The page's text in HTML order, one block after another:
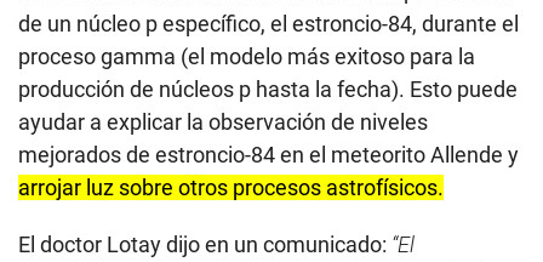
de un núcleo p específico, el estroncio-84, durante el
proceso gamma (el modelo más exitoso para la
producción de núcleos p hasta la fecha). Esto puede
ayudar a explicar la observación de niveles
mejorados de estroncio-84 en el meteorito Allende y
arrojar luz sobre otros procesos astrofísicos.
El doctor Lotay dijo en un comunicado: “El